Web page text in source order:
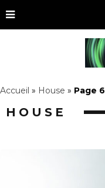
Accueil » House » Page 6
HOUSE